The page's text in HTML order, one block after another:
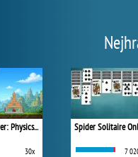
One Shot Tower: Physics Destroyer
30x
Spider Solitaire
7